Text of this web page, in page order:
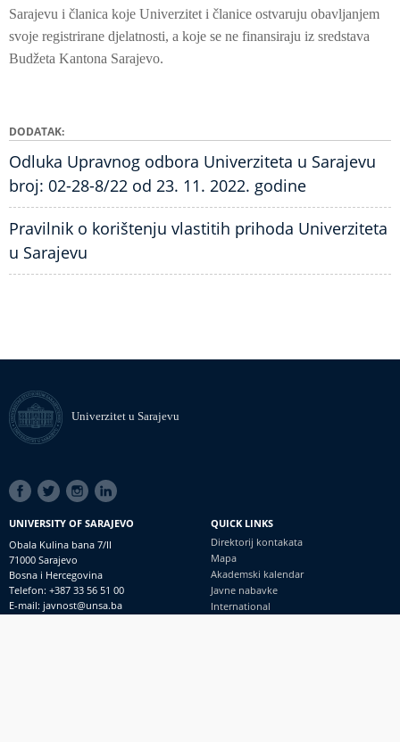
Sarajevu i članica koje Univerzitet i članice ostvaruju obavljanjem
svoje registrirane djelatnosti, a koje se ne finansiraju iz sredstava
Budžeta Kantona Sarajevo.
DODATAK
Odluka Upravnog odbora Univerziteta u Sarajevu
broj: 02-28-8/22 od 23. 11. 2022. godine
Pravilnik o korištenju vlastitih prihoda Univerziteta
u Sarajevu
Univerzitet u Sarajevu
SOCIAL
LINKS
UNIVERSITY OF SARAJEVO
Obala Kulina bana 7/II
71000 Sarajevo
Bosna i Hercegovina
Telefon: +387 33 56 51 00
E-mail: javnost@unsa.ba
QUICK LINKS
Direktorij kontakata
Mapa
Akademski kalendar
Javne nabavke
International